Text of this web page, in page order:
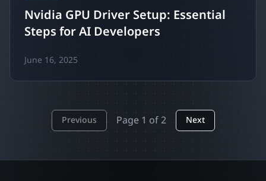
Nvidia GPU Driver Setup: Essential
Steps for AI Developers
June 16, 2025
Previous Page 1 of2 Next